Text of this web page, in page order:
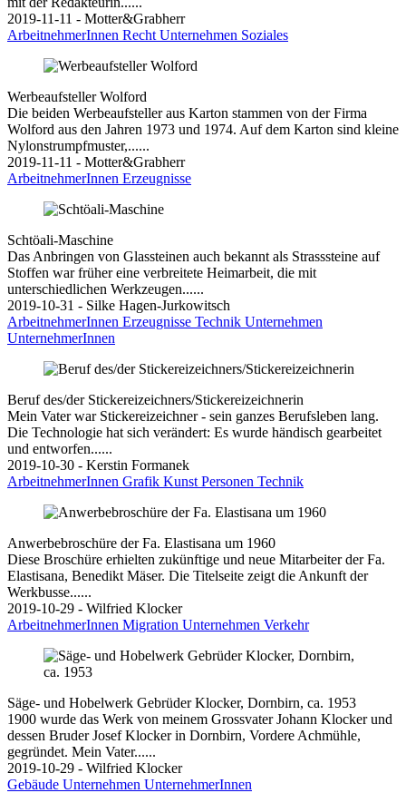
2019-11-11 - Motter&Grabherr
ArbeitnehmerInnen Recht Unternehmen Soziales
Werbeaufsteller Wolford
Die beiden Werbeaufsteller aus Karton stammen von der Firma
Wolford aus den Jahren 1973 und 1974. Auf dem Karton sind kleine
Nylonstrumpfmuster,......
2019-11-11 - Motter&Grabherr
ArbeitnehmerInnen Erzeugnisse
Schtöali-Maschine
Das Anbringen von Glassteinen auch bekannt als Strasssteine auf
Stoffen war früher eine verbreitete Heimarbeit, die mit
unterschiedlichen Werkzeugen......
2019-10-31 - Silke Hagen-Jurkowitsch
ArbeitnehmerInnen Erzeugnisse Technik Unternehmen
UnternehmerInnen
Beruf des/der Stickereizeichners/Stickereizeichnerin
Mein Vater war Stickereizeichner - sein ganzes Berufsleben lang.
Die Technologie hat sich verändert: Es wurde händisch gearbeitet
und entworfen......
2019-10-30 - Kerstin Formanek
ArbeitnehmerInnen Grafik Kunst Personen Technik
Anwerbebroschüre der Fa. Elastisana um 1960
Diese Broschüre erhielten zukünftige und neue Mitarbeiter der Fa.
Elastisana, Benedikt Mäser. Die Titelseite zeigt die Ankunft der
Werkbusse......
2019-10-29 - Wilfried Klocker
ArbeitnehmerInnen Migration Unternehmen Verkehr
Säge- und Hobelwerk Gebrüder Klocker, Dornbirn, ca. 1953
1900 wurde das Werk von meinem Grossvater Johann Klocker und
dessen Bruder Josef Klocker in Dornbirn, Vordere Achmühle,
gegründet. Mein Vater......
2019-10-29 - Wilfried Klocker
Gebäude Unternehmen UnternehmerInnen